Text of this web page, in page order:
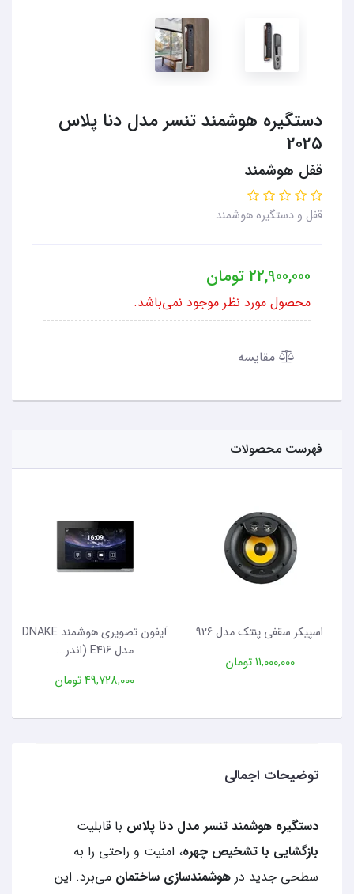
دستگیره هوشمند تنسر مدل دنا پلاس
2025
قفل هوشمند
قفل و دستگیره هوشمند
22,900,000تومان
محصول مورد نظر موجود نمی‌باشد.
مقایسه
فهرست محصولات
اسپیکر سقفی پنتک مدل 926
11,000,000 تومان
آیفون تصویری هوشمند DNAKE
مدل E416 (اندر...
49,728,000 تومان
توضیحات اجمالی
دستگیره هوشمند تنسر مدل دنا پلاس با قابلیت
بازگشایی با تشخیص چهره، امنیت و راحتی را به
سطحی جدید در هوشمندسازی ساختمان می‌برد. این